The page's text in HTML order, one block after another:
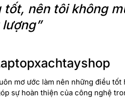
tốt, nên tôi không
mơ ước làm nên những điều
sự hoàn thiện của công nghệ